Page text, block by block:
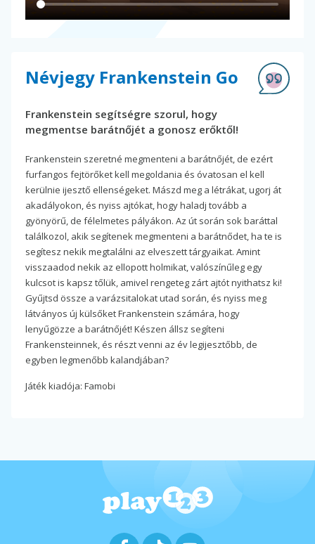
Névjegy Frankenstein Go
Frankenstein segítségre szorul, hogy
megmentse barátnőjét a gonosz erőktől!
Frankenstein szeretné megmenteni a barátnőjét, de ezért
furfangos fejtörőket kell megoldania és óvatosan el kell
kerülnie ijesztő ellenségeket. Mászd meg a létrákat, ugorj át
akadályokon, és nyiss ajtókat, hogy haladj tovább a
gyönyörű, de félelmetes pályákon. Az út során sok baráttal
találkozol, akik segítenek megmenteni a barátnődet, ha te is
segítesz nekik megtalálni az elveszett tárgyaikat. Amint
visszaadod nekik az ellopott holmikat, valószínűleg egy
kulcsot is kapsz tőlük, amivel rengeteg zárt ajtót nyithatsz ki!
Gyűjtsd össze a varázsitalokat utad során, és nyiss meg
látványos új külsőket Frankenstein számára, hogy
lenyűgözze a barátnőjét! Készen állsz segíteni
Frankensteinnek, és részt venni az év legijesztőbb, de
egyben legmenőbb kalandjában?
Játék kiadója: Famobi